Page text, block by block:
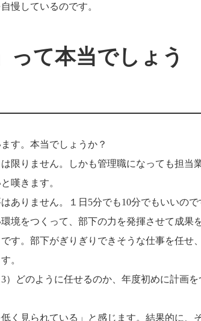
慢しているのです。
って本当でしょう
す。本当でしょうか？
限りません。しかも管理職になっても担当
嘆きます。
ありません。１日5分でも10分でもいいので
境をつくって、部下の力を発揮させて成果
す。部下がぎりぎりできそうな仕事を任せ
。
どのように任せるのか、年度初めに計画を
く見られている」と感じます。結果的に、